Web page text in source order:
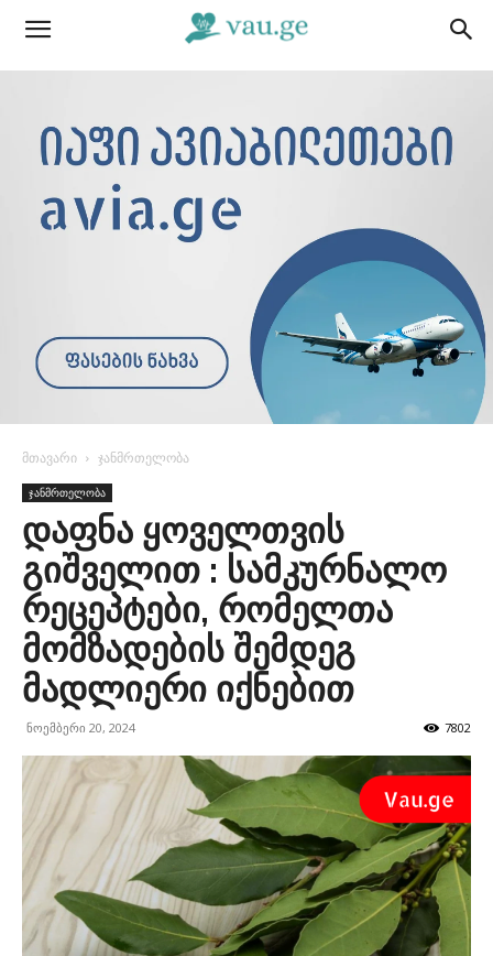
მთავარი ჯანმრთელობა
ჯანმრთელობა
დაფნა ყოველთვის
გიშველით : სამკურნალო
რეცეპტები, რომელთა
მომზადების შემდეგ
მადლიერი იქნებით
ნოემბერი 20, 2024 7802